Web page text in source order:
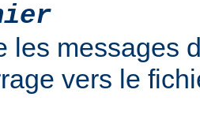
les messages
vers le